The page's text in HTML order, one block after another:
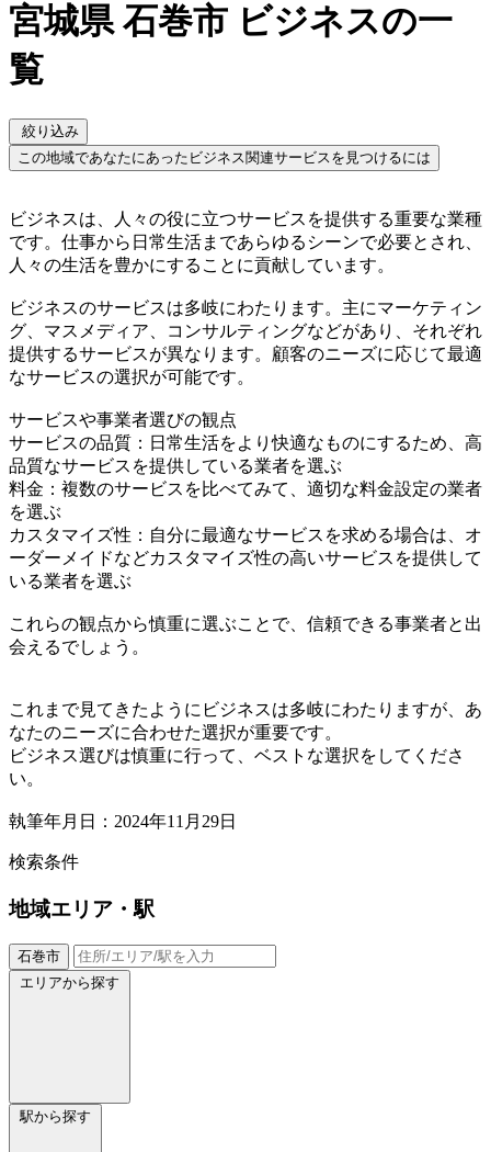
宮城県 石巻市 ビジネスの一
覧
絞り込み
この地域であなたにあったビジネス関連サービスを見つけるには
ビジネスは、人々の役に立つサービスを提供する重要な業種
です。仕事から日常生活まであらゆるシーンで必要とされ、
人々の生活を豊かにすることに貢献しています。
ビジネスのサービスは多岐にわたります。主にマーケティン
グ、マスメディア、コンサルティングなどがあり、それぞれ
提供するサービスが異なります。顧客のニーズに応じて最適
なサービスの選択が可能です。
サービスや事業者選びの観点
サービスの品質：日常生活をより快適なものにするため、高
品質なサービスを提供している業者を選ぶ
料金：複数のサービスを比べてみて、適切な料金設定の業者
を選ぶ
カスタマイズ性：自分に最適なサービスを求める場合は、オ
ーダーメイドなどカスタマイズ性の高いサービスを提供して
いる業者を選ぶ
これらの観点から慎重に選ぶことで、信頼できる事業者と出
会えるでしょう。
これまで見てきたようにビジネスは多岐にわたりますが、あ
なたのニーズに合わせた選択が重要です。
ビジネス選びは慎重に行って、ベストな選択をしてくださ
い。
執筆年月日：2024年11月29日
検索条件
地域エリア・駅
石巻市
エリアから探す
駅から探す